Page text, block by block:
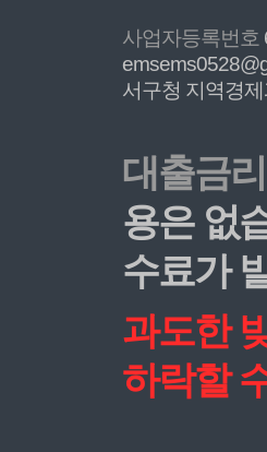
사업자등록번호
서구청 지역경
대출금
용은 없
수료가
과도한
하락할